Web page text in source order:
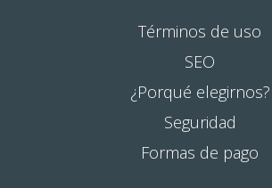
Términos de uso
SEO
¿Porqué elegirnos?
Seguridad
Formas de pago